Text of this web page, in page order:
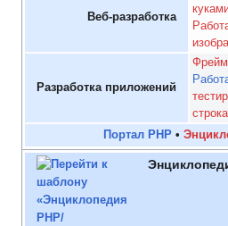
Веб-разработка
Разработка приложений
строка
Портал PHP •